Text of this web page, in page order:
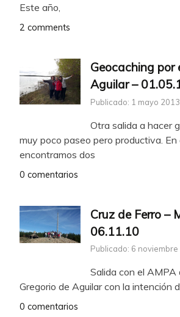
Este año,
2 comments
Geocaching por
Aguilar –
Publicado: 1 mayo 2013
Otra salida a hacer
muy poco paseo pero productiva.
encontramos dos
0 comentarios
Cruz de Ferro –
06.11.10
Publicado: 6 noviembre
Salida con el AMPA
Gregorio de Aguilar con la intención
0 comentarios